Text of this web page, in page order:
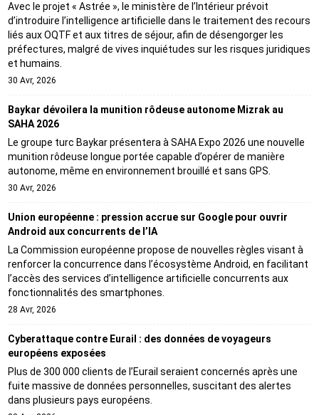
Avec le projet « Astrée », le ministère de l’Intérieur prévoit
d’introduire l’intelligence artificielle dans le traitement des recours
liés aux OQTF et aux titres de séjour, afin de désengorger les
préfectures, malgré de vives inquiétudes sur les risques juridiques
et humains.
30 Avr, 2026
Baykar dévoilera la munition rôdeuse autonome Mizrak au
SAHA 2026
Le groupe turc Baykar présentera à SAHA Expo 2026 une nouvelle
munition rôdeuse longue portée capable d’opérer de manière
autonome, même en environnement brouillé et sans GPS.
30 Avr, 2026
Union européenne : pression accrue sur Google pour ouvrir
Android aux concurrents de l’IA
La Commission européenne propose de nouvelles règles visant à
renforcer la concurrence dans l’écosystème Android, en facilitant
l’accès des services d’intelligence artificielle concurrents aux
fonctionnalités des smartphones.
28 Avr, 2026
Cyberattaque contre Eurail : des données de voyageurs
européens exposées
Plus de 300 000 clients de l’Eurail seraient concernés après une
fuite massive de données personnelles, suscitant des alertes
dans plusieurs pays européens.